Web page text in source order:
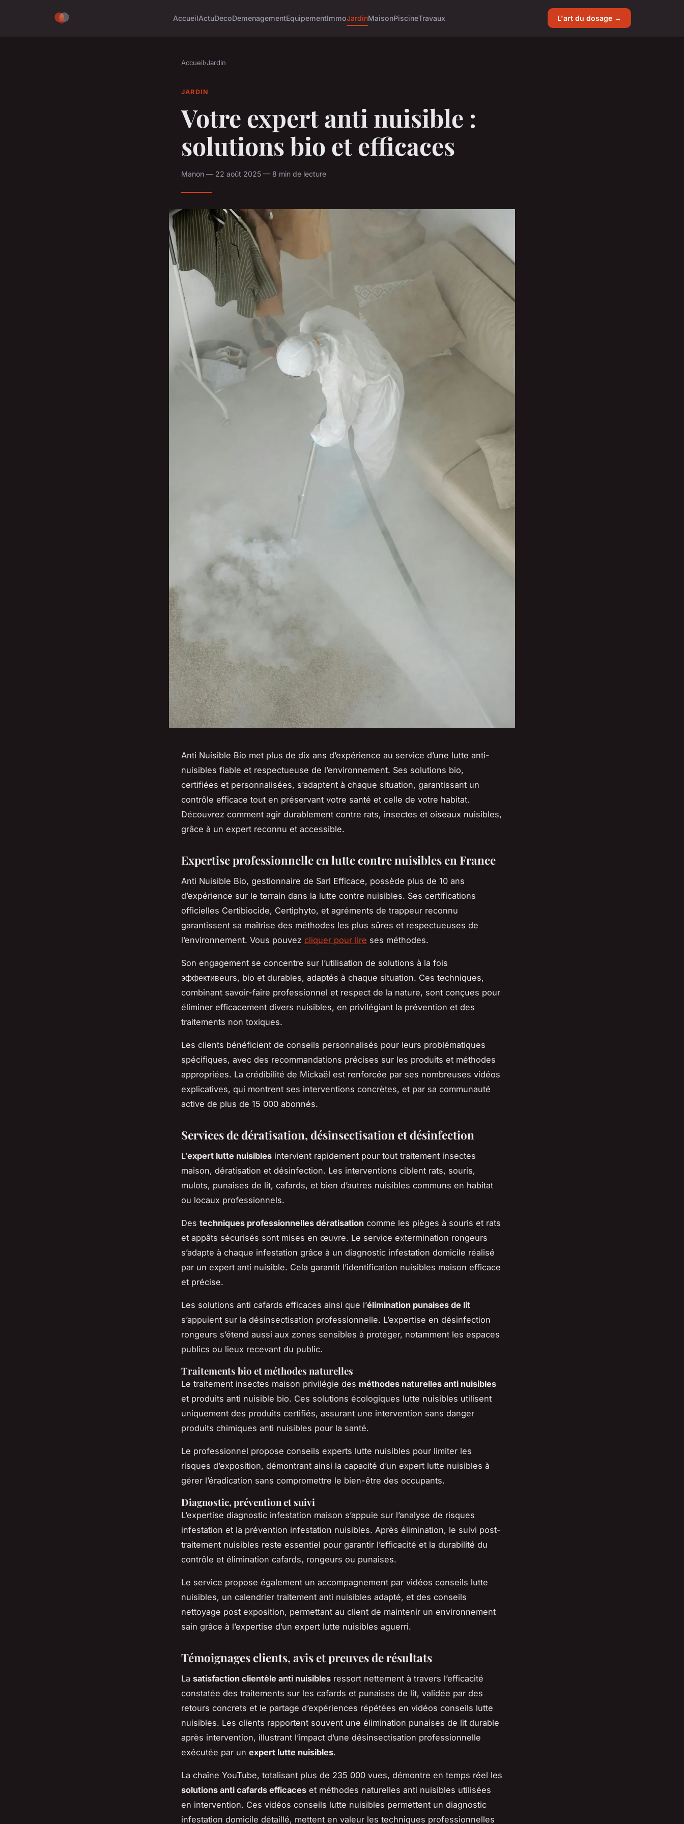
AccueilActuDecoDemenagementEquipementImmoJardinMaisonPiscineTravaux L'art du dosage →
Accueil›Jardin
JARDIN
Votre expert anti nuisible :
solutions bio et efficaces
Manon — 22 août 2025 — 8 min de lecture
Anti Nuisible Bio met plus de dix ans d’expérience au service d’une lutte anti-
nuisibles fiable et respectueuse de l’environnement. Ses solutions bio,
certifiées et personnalisées, s’adaptent à chaque situation, garantissant un
contrôle efficace tout en préservant votre santé et celle de votre habitat.
Découvrez comment agir durablement contre rats, insectes et oiseaux nuisibles,
grâce à un expert reconnu et accessible.
Expertise professionnelle en lutte contre nuisibles en France
Anti Nuisible Bio, gestionnaire de Sarl Efficace, possède plus de 10 ans
d’expérience sur le terrain dans la lutte contre nuisibles. Ses certifications
officielles Certibiocide, Certiphyto, et agréments de trappeur reconnu
garantissent sa maîtrise des méthodes les plus sûres et respectueuses de
l’environnement. Vous pouvez cliquer pour lire ses méthodes.
Son engagement se concentre sur l’utilisation de solutions à la fois
эффективeurs, bio et durables, adaptés à chaque situation. Ces techniques,
combinant savoir-faire professionnel et respect de la nature, sont conçues pour
éliminer efficacement divers nuisibles, en privilégiant la prévention et des
traitements non toxiques.
Les clients bénéficient de conseils personnalisés pour leurs problématiques
spécifiques, avec des recommandations précises sur les produits et méthodes
appropriées. La crédibilité de Mickaël est renforcée par ses nombreuses vidéos
explicatives, qui montrent ses interventions concrètes, et par sa communauté
active de plus de 15 000 abonnés.
Services de dératisation, désinsectisation et désinfection
L’expert lutte nuisibles intervient rapidement pour tout traitement insectes
maison, dératisation et désinfection. Les interventions ciblent rats, souris,
mulots, punaises de lit, cafards, et bien d’autres nuisibles communs en habitat
ou locaux professionnels.
Des techniques professionnelles dératisation comme les pièges à souris et rats
et appâts sécurisés sont mises en œuvre. Le service extermination rongeurs
s’adapte à chaque infestation grâce à un diagnostic infestation domicile réalisé
par un expert anti nuisible. Cela garantit l’identification nuisibles maison efficace
et précise.
Les solutions anti cafards efficaces ainsi que l’élimination punaises de lit
s’appuient sur la désinsectisation professionnelle. L’expertise en désinfection
rongeurs s’étend aussi aux zones sensibles à protéger, notamment les espaces
publics ou lieux recevant du public.
Traitements bio et méthodes naturelles
Le traitement insectes maison privilégie des méthodes naturelles anti nuisibles
et produits anti nuisible bio. Ces solutions écologiques lutte nuisibles utilisent
uniquement des produits certifiés, assurant une intervention sans danger
produits chimiques anti nuisibles pour la santé.
Le professionnel propose conseils experts lutte nuisibles pour limiter les
risques d’exposition, démontrant ainsi la capacité d’un expert lutte nuisibles à
gérer l’éradication sans compromettre le bien-être des occupants.
Diagnostic, prévention et suivi
L’expertise diagnostic infestation maison s’appuie sur l’analyse de risques
infestation et la prévention infestation nuisibles. Après élimination, le suivi post-
traitement nuisibles reste essentiel pour garantir l’efficacité et la durabilité du
contrôle et élimination cafards, rongeurs ou punaises.
Le service propose également un accompagnement par vidéos conseils lutte
nuisibles, un calendrier traitement anti nuisibles adapté, et des conseils
nettoyage post exposition, permettant au client de maintenir un environnement
sain grâce à l’expertise d’un expert lutte nuisibles aguerri.
Témoignages clients, avis et preuves de résultats
La satisfaction clientèle anti nuisibles ressort nettement à travers l’efficacité
constatée des traitements sur les cafards et punaises de lit, validée par des
retours concrets et le partage d’expériences répétées en vidéos conseils lutte
nuisibles. Les clients rapportent souvent une élimination punaises de lit durable
après intervention, illustrant l’impact d’une désinsectisation professionnelle
exécutée par un expert lutte nuisibles.
La chaîne YouTube, totalisant plus de 235 000 vues, démontre en temps réel les
solutions anti cafards efficaces et méthodes naturelles anti nuisibles utilisées
en intervention. Ces vidéos conseils lutte nuisibles permettent un diagnostic
infestation domicile détaillé, mettent en valeur les techniques professionnelles